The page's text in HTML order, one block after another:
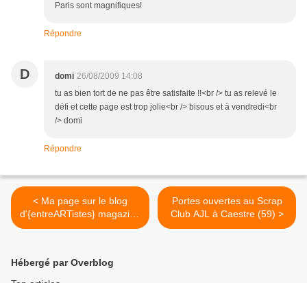
Paris sont magnifiques!
Répondre
D domi 26/08/2009 14:08
tu as bien tort de ne pas être satisfaite !!<br /> tu as relevé le
défi et cette page est trop jolie<br /> bisous et à vendredi<br
/> domi
Répondre
< Ma page sur le blog
d'{entreARTistes} magazine
!!
Portes ouvertes au Scrap
Club AJL à Caestre (59) >
Hébergé par Overblog